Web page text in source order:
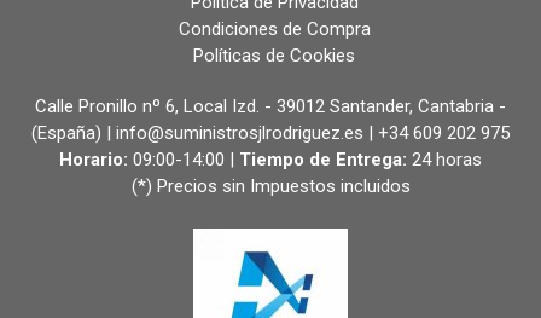
Condiciones de Compra
Políticas de Cookies
Calle Pronillo nº 6, Local Izd. - 39012 Santander, Cantabria -
(España) | info@suministrosjlrodriguez.es | +34 609 202 975
Horario: 09:00-14:00 | Tiempo de Entrega: 24 horas
(*) Precios sin Impuestos incluidos